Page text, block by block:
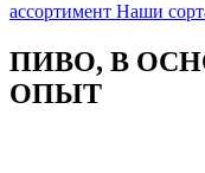
ассортимент Наши
ПИВО, В
ОПЫТ